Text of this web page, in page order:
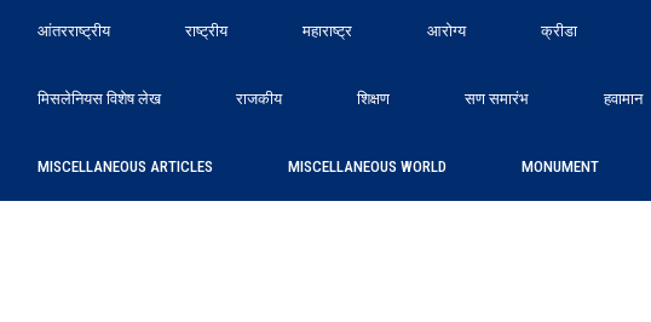
आंतरराष्ट्रीय राष्ट्रीय महाराष्ट्र आरोग्य क्रीडा
मिसलेनियस विशेष लेख राजकीय शिक्षण सण समारंभ हवामान
MISCELLANEOUS ARTICLES MISCELLANEOUS WORLD MONUMENT